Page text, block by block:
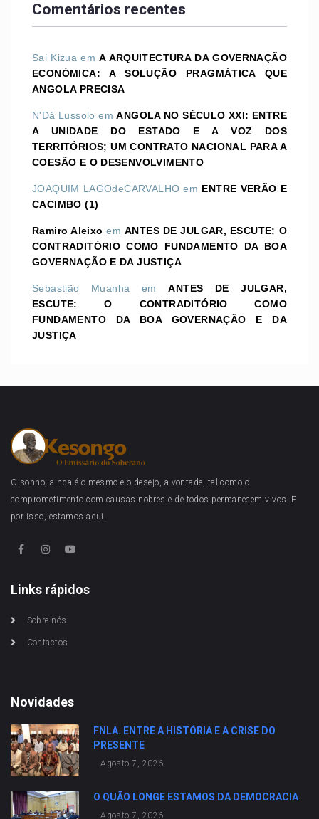
Comentários recentes
Sai Kizua emA ARQUITECTURA DA GOVERNAÇÃO
ECONÓMICA: A SOLUÇÃO PRAGMÁTICA QUE
ANGOLA PRECISA
N'Dá Lussolo emANGOLA NO SÉCULO XXI: ENTRE
A UNIDADE DO ESTADO E A VOZ DOS
TERRITÓRIOS; UM CONTRATO NACIONAL PARA A
COESÃO E O DESENVOLVIMENTO
JOAQUIM LAGOdeCARVALHO em ENTRE VERÃO E
CACIMBO (1)
Ramiro Aleixo emANTES DE JULGAR, ESCUTE: O
CONTRADITÓRIO COMO FUNDAMENTO DA BOA
GOVERNAÇÃO E DA JUSTIÇA
Sebastião Muanha emANTES DE JULGAR,
ESCUTE: O CONTRADITÓRIO COMO
FUNDAMENTO DA BOA GOVERNAÇÃO E DA
JUSTIÇA
O sonho, ainda é o mesmo e o desejo, a vontade, tal como o
comprometimento com causas nobres e de todos permanecem vivos. E
por isso, estamos aqui.
Links rápidos
Sobre nós
Contactos
Novidades
FNLA. ENTRE A HISTÓRIA E A CRISE DO
PRESENTE
Agosto 7, 2026
O QUÃO LONGE ESTAMOS DA DEMOCRACIA
Agosto 7, 2026